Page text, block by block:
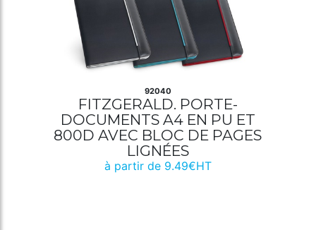
92040
FITZGERALD. PORTE-
DOCUMENTS A4 EN PU ET
800D AVEC BLOC DE PAGES
LIGNÉES
à partir de 9.49€HT